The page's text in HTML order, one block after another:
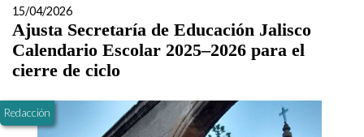
15/04/2026
Ajusta Secretaría de Educación Jalisco
Calendario Escolar 2025–2026 para el
cierre de ciclo
Redacción